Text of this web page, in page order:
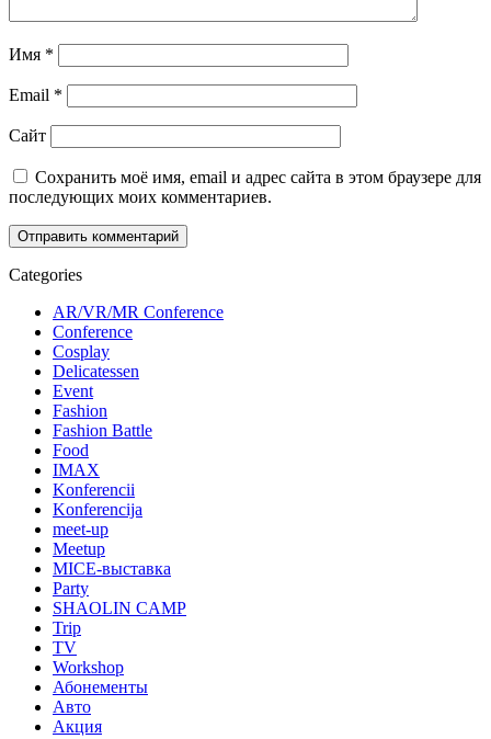
Имя *
Email *
Сайт
Сохранить моё имя, email и адрес сайта в этом браузере для
последующих моих комментариев.
Categories
AR/VR/MR Conference
Conference
Cosplay
Delicatessen
Event
Fashion
Fashion Battle
Food
IMAX
Konferencii
Konferencija
meet-up
Meetup
MICE-выставка
Party
SHAOLIN CAMP
Trip
TV
Workshop
Абонементы
Авто
Акция